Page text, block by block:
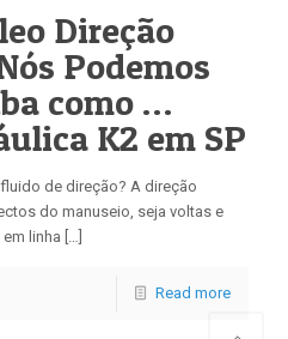
Direção
Podemos
como …
K2 em SP
de direção? A direção
do manuseio, seja voltas e
linha […]
Read more